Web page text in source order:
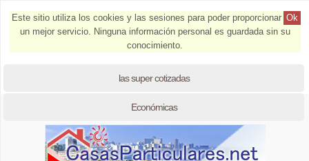
Ok
Este sitio utiliza los cookies y las sesiones para poder proporcionar
un mejor servicio. Ninguna información personal es guardada sin su
conocimiento.
las super cotizadas
Económicas